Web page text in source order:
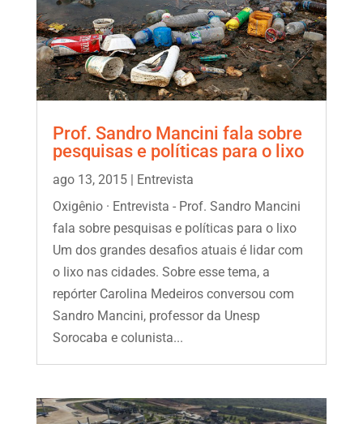
Prof. Sandro Mancini fala sobre
pesquisas e políticas para o lixo
ago 13, 2015| Entrevista
Oxigênio · Entrevista - Prof. Sandro Mancini
fala sobre pesquisas e políticas para o lixo
Um dos grandes desafios atuais é lidar com
o lixo nas cidades. Sobre esse tema, a
repórter Carolina Medeiros conversou com
Sandro Mancini, professor da Unesp
Sorocaba e colunista...